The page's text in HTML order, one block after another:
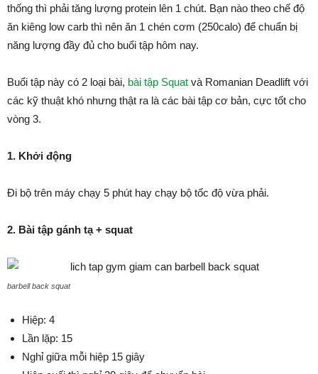
thống thì phải tăng lượng protein lên 1 chút. Bạn nào theo chế độ
ăn kiêng low carb thì nên ăn 1 chén cơm (250calo) để chuẩn bị
năng lượng đầy đủ cho buổi tập hôm nay.
Buổi tập này có 2 loại bài, bài tập Squat và Romanian Deadlift với
các kỹ thuật khó nhưng thật ra là các bài tập cơ bản, cực tốt cho
vòng 3.
1. Khởi động
Đi bộ trên máy chạy 5 phút hay chạy bộ tốc độ vừa phải.
2. Bài tập gánh tạ + squat
barbell back squat
Hiệp: 4
Lần lặp: 15
Nghỉ giữa mỗi hiệp 15 giây